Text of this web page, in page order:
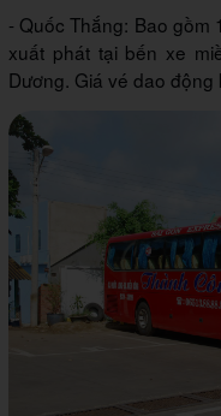
- Quốc Thắng: Bao gồm
xuất phát tại bến xe
Dương. Giá vé dao